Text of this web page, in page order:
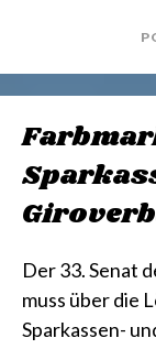
Der 33. Senat
muss über die
Sparkassen-